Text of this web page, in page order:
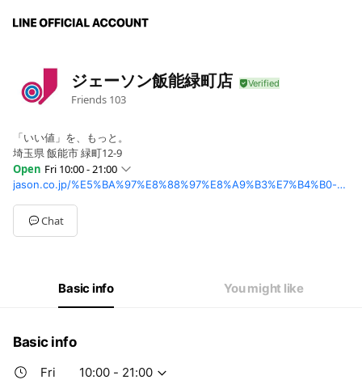
ジェーソン飯能緑町店
Friends 103
「いい値」を、もっと。
埼玉県 飯能市 緑町12-9
Open Fri 10:00 - 21:00
Sun10:00 - 21:00
Mon10:00 - 21:00
Tue10:00 - 21:00
Wed10:00 - 21:00
10:00 - 21:00
年末年始は営業時間を変更させて頂く場合が御座います。
jason.co.jp/%E5%BA%97%E8%88%97%E8%A9%B3%E7%B4%B0-%E9%A3%AF%E8%83%BD%E7%B7%91%E7%94%BA%E5%BA%97/
Chat
Basic info You might like
Basic info
Fri
10:00 - 21:00